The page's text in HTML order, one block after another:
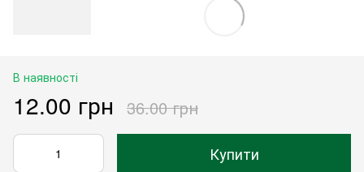
В наявності
12.00 грн 36.00 грн
Купити